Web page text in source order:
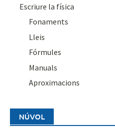
Escriure la física
Fonaments
Lleis
Fórmules
Manuals
Aproximacions
NÚVOL